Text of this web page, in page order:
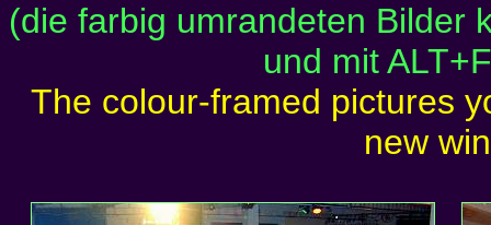
(die farbig umrandeten Bilder
und mit
The colour-framed pictures
new